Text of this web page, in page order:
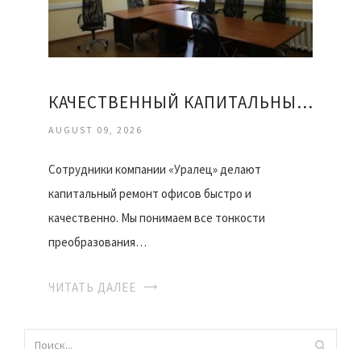
КАЧЕСТВЕННЫЙ КАПИТАЛЬНЫЙ РЕМОНТ ОФИСОВ
AUGUST 09, 2026
Сотрудники компании «Уралец» делают
капитальный ремонт офисов быстро и
качественно. Мы понимаем все тонкости
преобразования…
ЧИТАТЬ ДАЛЕЕ